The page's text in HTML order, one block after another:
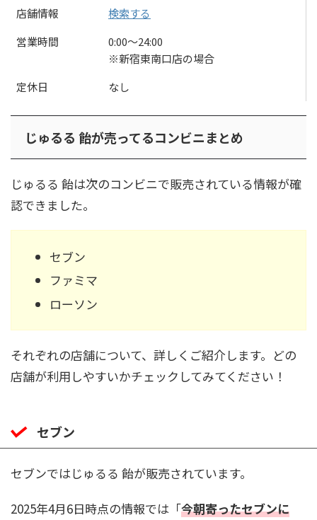
店舗情報
検索する
営業時間
0:00〜24:00
※新宿東南口店の場合
定休日
なし
じゅるる 飴が売ってるコンビニまとめ
じゅるる 飴は次のコンビニで販売されている情報が確
認できました。
セブン
ファミマ
ローソン
それぞれの店舗について、詳しくご紹介します。どの
店舗が利用しやすいかチェックしてみてください！
セブン
セブンではじゅるる 飴が販売されています。
2025年4月6日時点の情報では「今朝寄ったセブンに